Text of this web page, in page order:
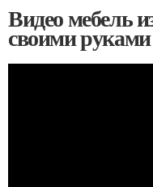
Видео мебель
своими